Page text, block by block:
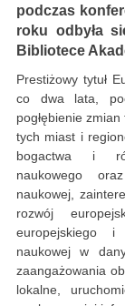
podczas
roku odbyła
Bibliotece
Prestiżowy tytuł
co dwa lata,
pogłębienie
tych miast i
bogactwa i
naukowego
naukowej,
rozwój
europejskiego i
naukowej w
zaangażowania
lokalne,